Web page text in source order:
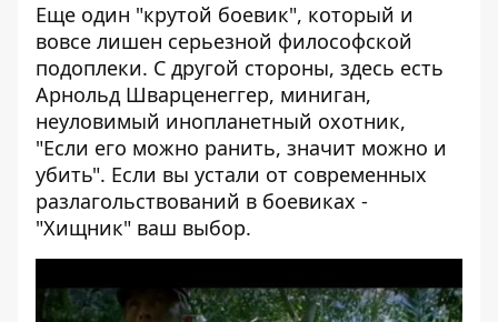
Еще один "крутой боевик", который и
вовсе лишен серьезной философской
подоплеки. С другой стороны, здесь есть
Арнольд Шварценеггер, миниган,
неуловимый инопланетный охотник,
"Если его можно ранить, значит можно и
убить". Если вы устали от современных
разлагольствований в боевиках -
"Хищник" ваш выбор.